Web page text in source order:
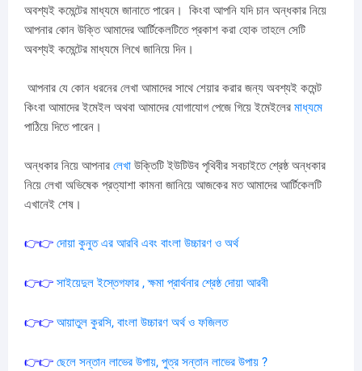
অবশ্যই কমেন্টের মাধ্যমে জানাতে পারেন। কিংবা আপনি যদি চান অন্ধকার নিয়ে
আপনার কোন উক্তি আমাদের আর্টিকেলটিতে প্রকাশ করা হোক তাহলে সেটি
অবশ্যই কমেন্টের মাধ্যমে লিখে জানিয়ে দিন।
আপনার যে কোন ধরনের লেখা আমাদের সাথে শেয়ার করার জন্য অবশ্যই কমেন্ট
কিংবা আমাদের ইমেইল অথবা আমাদের যোগাযোগ পেজে গিয়ে ইমেইলের মাধ্যমে
পাঠিয়ে দিতে পারেন।
অন্ধকার নিয়ে আপনার লেখা উক্তিটি ইউটিউব পৃথিবীর সবচাইতে শ্রেষ্ঠ অন্ধকার
নিয়ে লেখা অভিষেক প্রত্যাশা কামনা জানিয়ে আজকের মত আমাদের আর্টিকেলটি
এখানেই শেষ।
👉👉 দোয়া কুনুত এর আরবি এবং বাংলা উচ্চারণ ও অর্থ
👉👉 সাইয়েদুল ইস্তেগফার ,ক্ষমা প্রার্থনার শ্রেষ্ঠ দোয়া আরবী
👉👉 আয়াতুল কুরসি, বাংলা উচ্চারণ অর্থ ও ফজিলত
👉👉 ছেলে সন্তান লাভের উপায়, পুত্র সন্তান লাভের উপায় ?